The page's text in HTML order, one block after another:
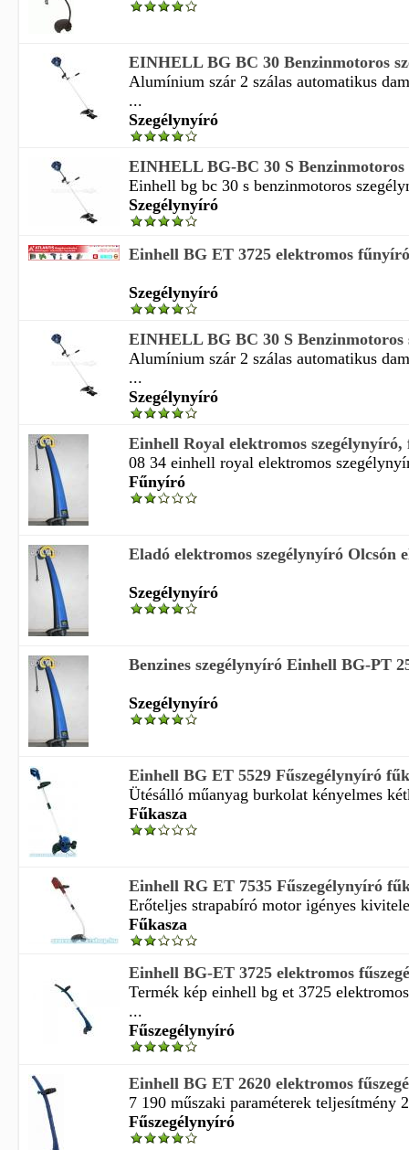
EINHELL BG BC 30 Benzinmotoros
Alumínium szár 2 szálas automatikus
...
Szegélynyíró
EINHELL BG-BC 30 S Benzinmotoros
Einhell bg bc 30 s benzinmotoros
Szegélynyíró
Einhell BG ET 3725 elektromos
Szegélynyíró
EINHELL BG BC 30 S Benzinmotoros
Alumínium szár 2 szálas automatikus
...
Szegélynyíró
Einhell Royal elektromos
08 34 einhell royal elektromos
Fűnyíró
Eladó elektromos szegélynyíró Olcsón
Szegélynyíró
Benzines szegélynyíró Einhell BG-PT
Szegélynyíró
Einhell BG ET 5529 Fűszegélynyíró
Ütésálló műanyag burkolat kényelmes
Fűkasza
Einhell RG ET 7535 Fűszegélynyíró
Erőteljes strapabíró motor igényes
Fűkasza
Einhell BG-ET 3725 elektromos
Termék kép einhell bg et 3725
...
Fűszegélynyíró
Einhell BG ET 2620 elektromos
7 190 műszaki paraméterek teljesítmény
Fűszegélynyíró